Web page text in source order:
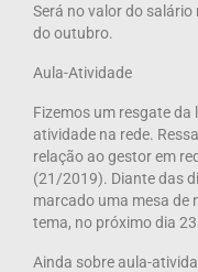
Será no valor do
do outubro.
Aula-Atividade
Fizemos um resgate
atividade na rede.
relação ao gestor em
(21/2019). Diante das
marcado uma mesa de
tema, no próximo dia
Ainda sobre aula-